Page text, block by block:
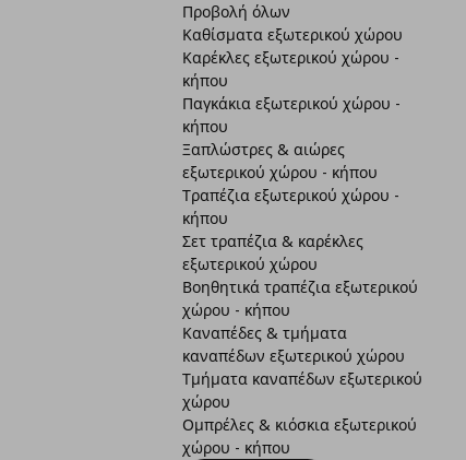
Προβολή όλων
Καθίσματα εξωτερικού χώρου
Καρέκλες εξωτερικού χώρου -
κήπου
Παγκάκια εξωτερικού χώρου -
κήπου
Ξαπλώστρες & αιώρες
εξωτερικού χώρου - κήπου
Τραπέζια εξωτερικού χώρου -
κήπου
Σετ τραπέζια & καρέκλες
εξωτερικού χώρου
Βοηθητικά τραπέζια εξωτερικού
χώρου - κήπου
Καναπέδες & τμήματα
καναπέδων εξωτερικού χώρου
Τμήματα καναπέδων εξωτερικού
χώρου
Ομπρέλες & κιόσκια εξωτερικού
χώρου - κήπου